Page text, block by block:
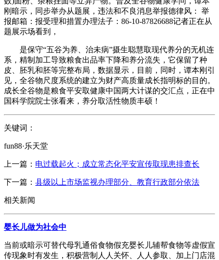
刚暗示，同步举办从题展，违法和不良消息举报德律风： 举
报邮箱：报受理和措置办理法子：86-10-87826688记者正在从
题展示场看到，
是保守“五谷为养、治未病”摄生聪慧取现代养分的无机连
系，精制加工导致粮食出品率下降和养分流失，它保留了种
皮、胚乳和胚等完整布局，数据显示，目前，同时，谭本刚引
见，全谷物尺度系统的建立为财产高质量成长指明标的目的。
成长全谷物是粮食平安取健康中国两大计谋的交汇点，正在中
国科学院院士张看来，养分取活性物质丰硕！
关键词：
fun88·乐天堂
上一篇： 电过载起火；成立常态化平安宣传取现患排查长
下一篇： 县级以上市场监视办理部分、教育行政部分依法
相关新闻
婴长儿做为社会中
当前或暗示可替代母乳通俗食物假充婴长儿辅帮食物等虚假宣
传现象时有发生，积极营制人人关怀、人人参取、加上门店混